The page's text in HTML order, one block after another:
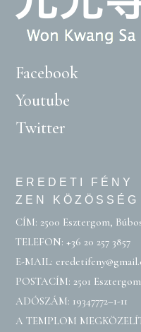
Facebook
Youtube
Twitter
EREDETI FÉNY
ZEN
CÍM: 2500 Esztergom,
TELEFON:+36 20 257 3857
E-MAIL:
POSTACÍM: 2501
ADÓSZÁM: 19347772–1-11
A TEMPLOM